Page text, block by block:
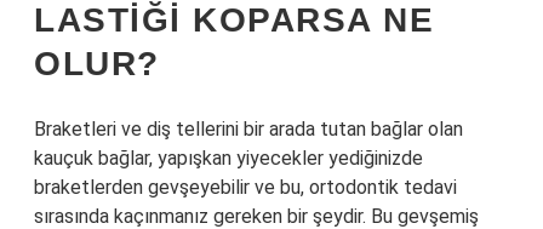
LASTIĞI KOPARSA NE
OLUR?
Braketleri ve diş tellerini bir arada tutan bağlar olan
kauçuk bağlar, yapışkan yiyecekler yediğinizde
braketlerden gevşeyebilir ve bu, ortodontik tedavi
sırasında kaçınmanız gereken bir şeydir. Bu gevşemiş